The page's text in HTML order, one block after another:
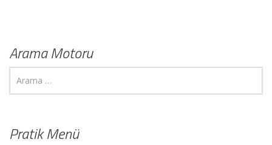
Arama Motoru
Pratik Menü